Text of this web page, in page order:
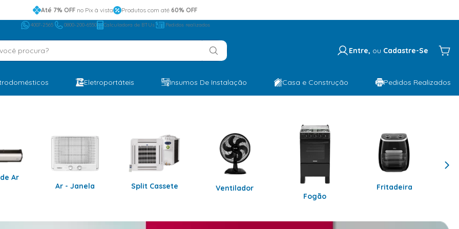
Até 7% OFFno Pix à vista Produtos com até 60% OFF
4007-2565 0800-200-6550 Calculadora de BTUs Pedidos realizados
procura?
Entre, ou Cadastre-Se
Eletroportáteis Insumos De Instalação Casa e Construção Pedidos Realizados
Ar
Ar - Janela
Split Cassete
Ventilador
Fogão
Fritadeira